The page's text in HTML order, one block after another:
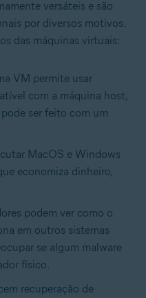
versáteis e são
por diversos motivos.
das máquinas virtuais:
VM permite usar
com a máquina host,
ser feito com um
MacOS e Windows
economiza dinheiro,
podem ver como o
em outros sistemas
se algum malware
físico.
recuperação de